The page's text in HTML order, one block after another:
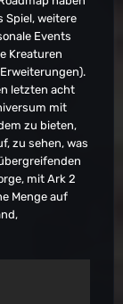
Spiel, weitere
Events
Kreaturen
letzten acht
mit
zu bieten,
zu sehen, was
mit Ark 2
Menge auf